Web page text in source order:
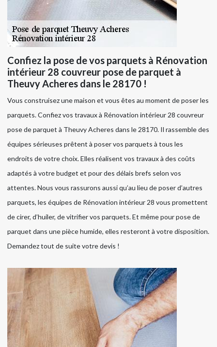
Confiez la pose de vos parquets à Rénovation
intérieur 28 couvreur pose de parquet à
Theuvy Acheres dans le 28170 !
Vous construisez une maison et vous êtes au moment de poser les
parquets. Confiez vos travaux à Rénovation intérieur 28 couvreur
pose de parquet à Theuvy Acheres dans le 28170. Il rassemble des
équipes sérieuses prêtent à poser vos parquets à tous les
endroits de votre choix. Elles réalisent vos travaux à des coûts
adaptés à votre budget et pour des délais brefs selon vos
attentes. Nous vous rassurons aussi qu’au lieu de poser d’autres
parquets, les équipes de Rénovation intérieur 28 vous promettent
de cirer, d’huiler, de vitrifier vos parquets. Et même pour pose de
parquet dans une pièce humide, elles resteront à votre disposition.
Demandez tout de suite votre devis !